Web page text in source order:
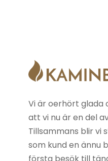
Vi är oerhört
att vi nu är en del
Tillsammans blir vi
som kund en ännu